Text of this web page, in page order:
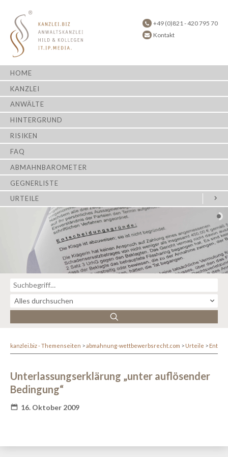
+49 (0)821 - 420 795 70
Kontakt
HOME
KANZLEI
ANWÄLTE
HINTERGRUND
RISIKEN
FAQ
ABMAHNBAROMETER
GEGNERLISTE
URTEILE
kanzlei.biz - Themenseiten abmahnung-wettbewerbsrecht.com Urteile
Unterlassungserklärung „unter auflösender
Bedingung“
16. Oktober 2009